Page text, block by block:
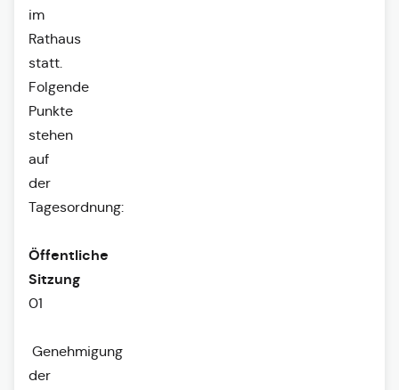
im
Rathaus
statt.
Folgende
Punkte
stehen
auf
der
Tagesordnung:
Öffentliche
Sitzung
01
Genehmigung
der